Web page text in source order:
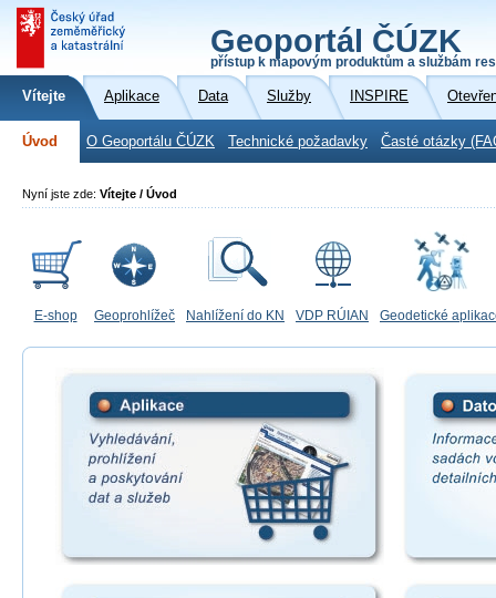
Geoportál ČÚZK
přístup k mapovým produktům a službám
Vítejte Aplikace Data Služby INSPIRE
Úvod O Geoportálu ČÚZK Technické požadavky Časté otázky
Nyní jste zde: Vítejte / Úvod
E-shop Geoprohlížeč Nahlížení do KN VDP RÚIAN Geodetické